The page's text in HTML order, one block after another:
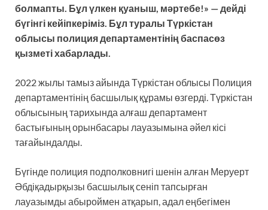
болмапты. Бұл үлкен қуаныш, мәртебе!» — дейді
бүгінгі кейіпкеріміз. Бұл туралы Түркістан
облысы полиция департаментінің баспасөз
қызметі хабарлады.
2022 жылы тамыз айында Түркістан облысы Полиция
департаментінің басшылық құрамы өзгерді. Түркістан
облысының тарихында алғаш департамент
бастығының орынбасары лауазымына әйел кісі
тағайындалды.
Бүгінде полиция подполковнигі шенін алған Меруерт
Әбдіқадырқызы басшылық сеніп тапсырған
лауазымды абыроймен атқарып, адал еңбегімен